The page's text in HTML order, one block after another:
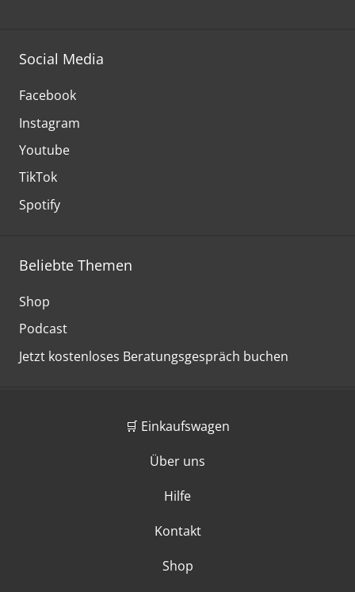
Social Media
Facebook
Instagram
Youtube
TikTok
Spotify
Beliebte Themen
Shop
Podcast
Jetzt kostenloses Beratungsgespräch buchen
🛒 Einkaufswagen
Über uns
Hilfe
Kontakt
Shop